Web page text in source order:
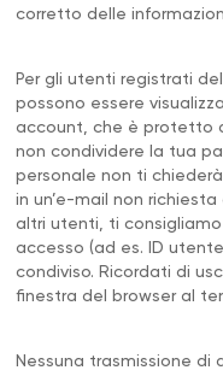
corretto delle
Per gli utenti registrati
possono essere
account, che è protetto
non condividere la tua
personale non ti
in un’e-mail non
altri utenti, ti
accesso (ad es. ID
condiviso. Ricordati di
finestra del browser al
Nessuna trasmissione di